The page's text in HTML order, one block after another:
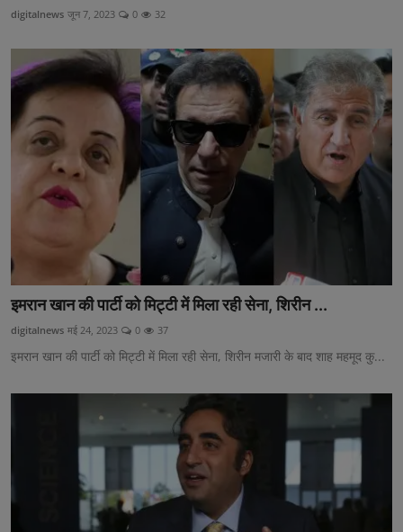
digitalnews जून 7, 2023 0 32
इमरान खान की पार्टी को मिट्टी में मिला रही सेना, शिरीन ...
digitalnews मई 24, 2023 0 37
इमरान खान की पार्टी को मिट्टी में मिला रही सेना, शिरीन मजारी के बाद शाह महमूद कु...